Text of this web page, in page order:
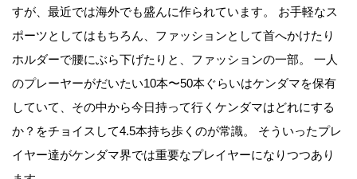
すが、最近では海外でも盛んに作られています。 お手軽なス
ポーツとしてはもちろん、ファッションとして首へかけたり
ホルダーで腰にぶら下げたりと、ファッションの一部。 一人
のプレーヤーがだいたい10本〜50本ぐらいはケンダマを保有
していて、その中から今日持って行くケンダマはどれにする
か？をチョイスして4.5本持ち歩くのが常識。 そういったプレ
イヤー達がケンダマ界では重要なプレイヤーになりつつあり